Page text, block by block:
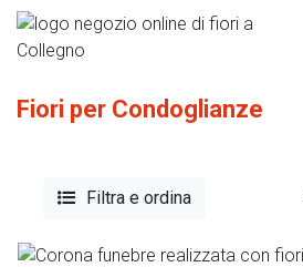
Fiori per Condoglianze
Filtra e ordina